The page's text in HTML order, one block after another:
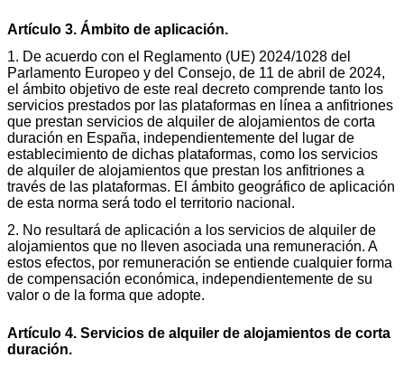
Artículo 3. Ámbito de aplicación.
1. De acuerdo con el Reglamento (UE) 2024/1028 del
Parlamento Europeo y del Consejo, de 11 de abril de 2024,
el ámbito objetivo de este real decreto comprende tanto los
servicios prestados por las plataformas en línea a anfitriones
que prestan servicios de alquiler de alojamientos de corta
duración en España, independientemente del lugar de
establecimiento de dichas plataformas, como los servicios
de alquiler de alojamientos que prestan los anfitriones a
través de las plataformas. El ámbito geográfico de aplicación
de esta norma será todo el territorio nacional.
2. No resultará de aplicación a los servicios de alquiler de
alojamientos que no lleven asociada una remuneración. A
estos efectos, por remuneración se entiende cualquier forma
de compensación económica, independientemente de su
valor o de la forma que adopte.
Artículo 4. Servicios de alquiler de alojamientos de corta
duración.